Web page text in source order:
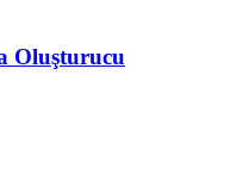
Oluşturucu